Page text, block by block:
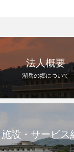
法人概要
湖岳の郷について
施設・サービス